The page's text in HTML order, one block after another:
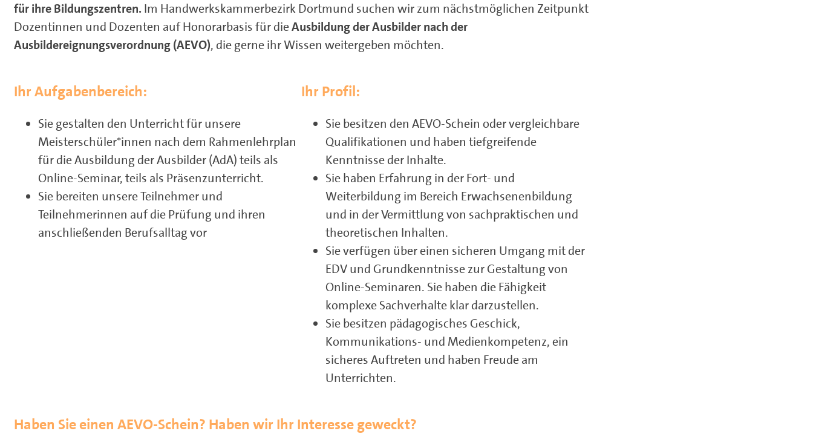
für ihre Bildungszentren.Im Handwerkskammerbezirk Dortmund suchen wir zum nächstmöglichen Zeitpunkt
Dozentinnen und Dozenten auf Honorarbasis für dieAusbildung der Ausbilder nach der
Ausbildereignungsverordnung (AEVO), die gerne ihr Wissen weitergeben möchten.
Ihr Aufgabenbereich:
Sie gestalten den Unterricht für unsere
Meisterschüler*innen nach dem Rahmenlehrplan
für die Ausbildung der Ausbilder (AdA) teils als
Online-Seminar, teils als Präsenzunterricht.
Sie bereiten unsere Teilnehmer und
Teilnehmerinnen auf die Prüfung und ihren
anschließenden Berufsalltag vor
Ihr Profil:
Sie besitzen den AEVO-Schein oder vergleichbare
Qualifikationen und haben tiefgreifende
Kenntnisse der Inhalte.
Sie haben Erfahrung in der Fort- und
Weiterbildung im Bereich Erwachsenenbildung
und in der Vermittlung von sachpraktischen und
theoretischen Inhalten.
Sie verfügen über einen sicheren Umgang mit der
EDV und Grundkenntnisse zur Gestaltung von
Online-Seminaren. Sie haben die Fähigkeit
komplexe Sachverhalte klar darzustellen.
Sie besitzen pädagogisches Geschick,
Kommunikations- und Medienkompetenz, ein
sicheres Auftreten und haben Freude am
Unterrichten.
Haben Sie einen AEVO-Schein? Haben wir Ihr Interesse geweckt?